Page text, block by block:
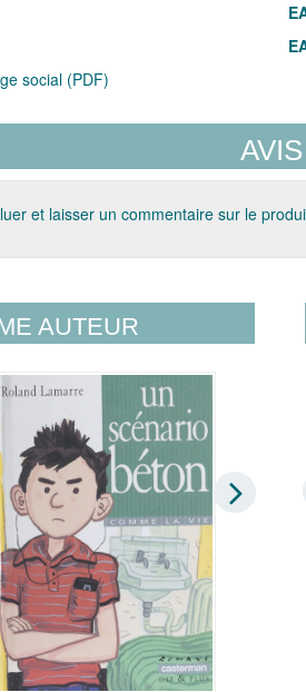
social (PDF)
AVIS
et laisser un commentaire sur le
AUTEUR